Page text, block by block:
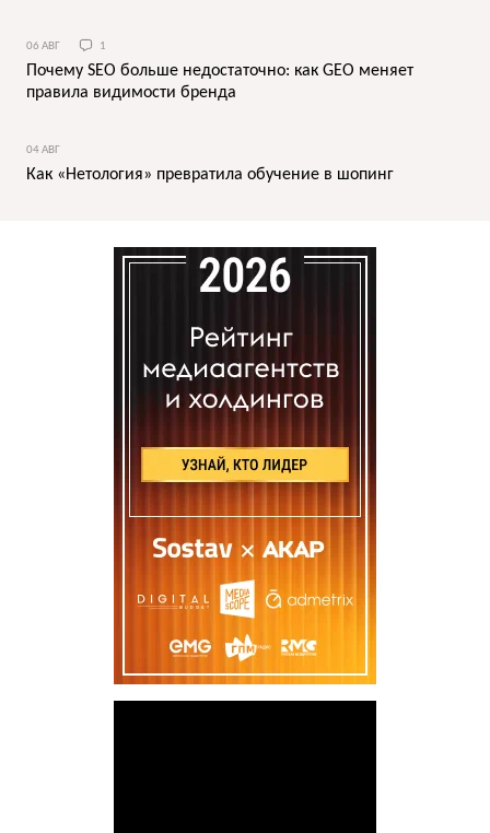
06 АВГ 1
Почему SEO больше недостаточно: как GEO меняет
правила видимости бренда
04 АВГ
Как «Нетология» превратила обучение в шопинг